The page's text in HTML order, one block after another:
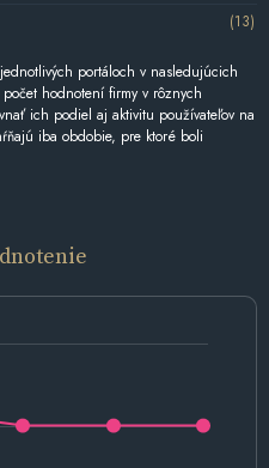
(13)
portáloch v nasledujúcich
hodnotení firmy v rôznych
ich podiel aj aktivitu používateľov na
iba obdobie, pre ktoré boli